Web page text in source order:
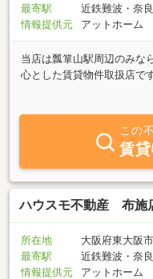
最寄駅
近鉄難波・奈
情報提供元
アットホーム
当店は瓢箪山駅周辺のみな
心とした賃貸物件取扱店で
で、お客様のお部屋探しを
ＦＡＸで物件資料も送らせ
軽にご相談下さい。
この
賃
ハウスモ不動産 布施
所在地
大阪府東大阪
最寄駅
近鉄難波・奈
情報提供元
アットホーム